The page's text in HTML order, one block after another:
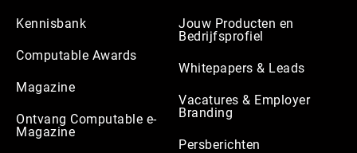
Kennisbank
Computable Awards
Magazine
Ontvang Computable e-
Magazine
Jouw Producten en
Bedrijfsprofiel
Whitepapers & Leads
Vacatures & Employer
Branding
Persberichten